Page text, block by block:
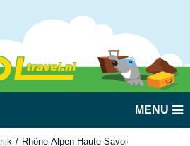
MENU
Rhône-Alpen Haute-Savoie